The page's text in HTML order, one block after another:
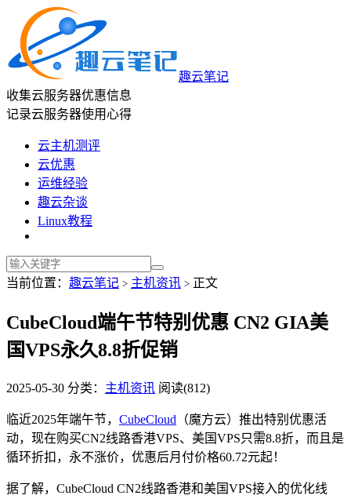
趣云笔记
收集云服务器优惠信息
记录云服务器使用心得
云主机测评
云优惠
运维经验
趣云杂谈
Linux教程
当前位置： 趣云笔记 > 主机资讯 > 正文
CubeCloud端午节特别优惠 CN2 GIA美
国VPS永久8.8折促销
2025-05-30 分类： 主机资讯 阅读(812)
临近2025年端午节， CubeCloud （魔方云）推出特别优惠活
动，现在购买CN2线路香港VPS、美国VPS只需8.8折，而且是
循环折扣，永不涨价，优惠后月付价格60.72元起！
据了解，CubeCloud CN2线路香港和美国VPS接入的优化线